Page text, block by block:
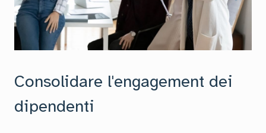
Consolidare l'engagement dei
dipendenti